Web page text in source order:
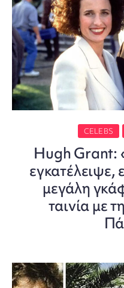
CELEBS
Hugh Grant:
εγκατέλειψε,
μεγάλη
ταινία με